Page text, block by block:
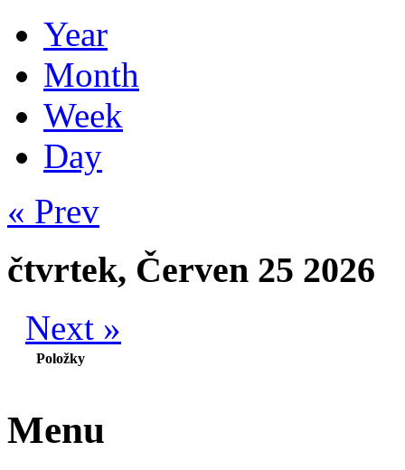
Year
Month
Week
Day
« Prev
čtvrtek, Červen 25 2026
Next »
Položky
Menu